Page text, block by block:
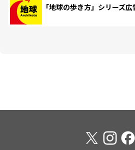
「地球の歩き方」シリーズ